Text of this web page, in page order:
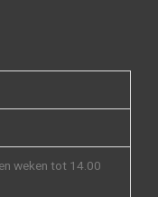
weken tot 14.00